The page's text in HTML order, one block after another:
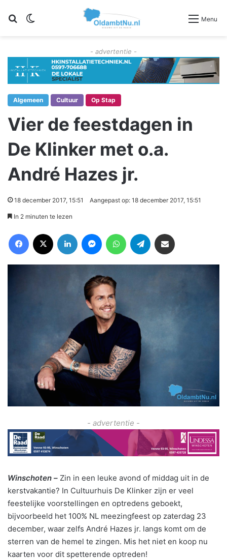
Zoeken Menu
- advertentie -
Algemeen Cultuur Op Stap
Vier de feestdagen in
De Klinker met o.a.
André Hazes jr.
18 december 2017, 15:51 Aangepast op: 18 december 2017, 15:51
In 2 minuten te lezen
- advertentie -
Winschoten – Zin in een leuke avond of middag uit in de
kerstvakantie? In Cultuurhuis De Klinker zijn er veel
feestelijke voorstellingen en optredens geboekt,
bijvoorbeeld het 100% NL meezingfeest op zaterdag 23
december, waar zelfs André Hazes jr. langs komt om de
sterren van de hemel te zingen. Mis het niet en koop nu
kaarten voor dit spetterende optreden!